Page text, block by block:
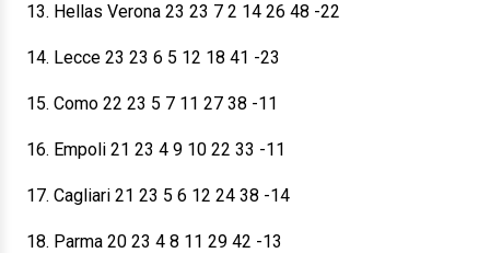
13. Hellas Verona 23 23 7 2 14 26 48 -22
14. Lecce 23 23 6 5 12 18 41 -23
15. Como 22 23 5 7 11 27 38 -11
16. Empoli 21 23 4 9 10 22 33 -11
17. Cagliari 21 23 5 6 12 24 38 -14
18. Parma 20 23 4 8 11 29 42 -13